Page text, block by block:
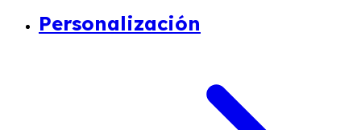
Personalización